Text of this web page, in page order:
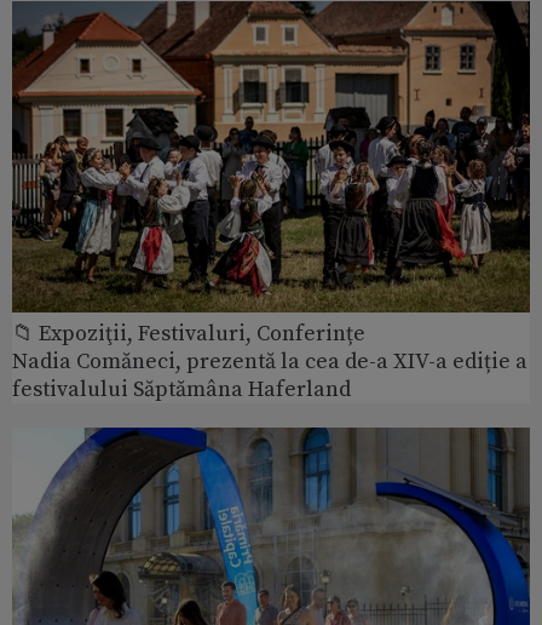
📁 Expoziţii, Festivaluri, Conferințe
Nadia Comăneci, prezentă la cea de-a XIV-a ediție a
festivalului Săptămâna Haferland